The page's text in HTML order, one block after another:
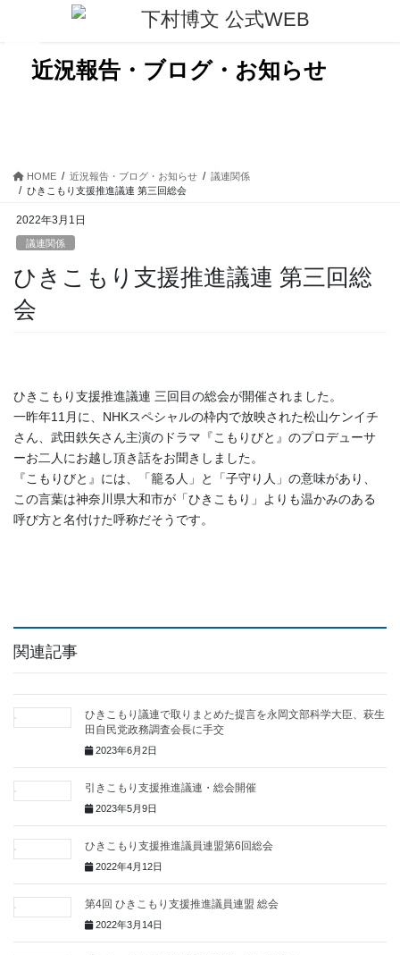
近況報告・ブログ・お知らせ
HOME 近況報告・ブログ・お知らせ
議連関係
ひきこもり支援推進議連 第三回総会
2022年3月1日
議連関係
ひきこもり支援推進議連 第三回総
会
ひきこもり支援推進議連 三回目の総会が開催されました。
一昨年11月に、NHKスペシャルの枠内で放映された松山ケンイチ
さん、武田鉄矢さん主演のドラマ『こもりびと』のプロデューサ
ーお二人にお越し頂き話をお聞きしました。
『こもりびと』には、「籠る人」と「子守り人」の意味があり、
この言葉は神奈川県大和市が「ひきこもり」よりも温かみのある
呼び方と名付けた呼称だそうです。
関連記事
ひきこもり議連で取りまとめた提言を永岡文部科学大臣、萩生
田自民党政務調査会長に手交
2023年6月2日
引きこもり支援推進議連・総会開催
2023年5月9日
ひきこもり支援推進議員連盟第6回総会
2022年4月12日
第4回 ひきこもり支援推進議員連盟 総会
2022年3月14日